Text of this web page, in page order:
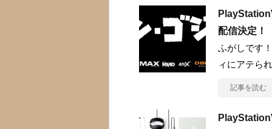
配信決定！
ふがしです
ィにアテら
記事を読む